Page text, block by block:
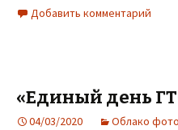
Добавить комментарий
«Единый день
04/03/2020 Облако